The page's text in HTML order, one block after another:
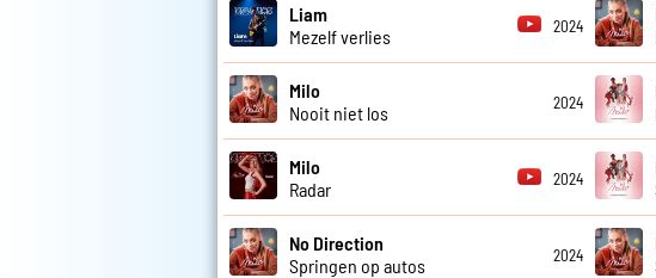
Liam
Mezelf verlies
2024
Milo
Nooit niet los
2024
Milo
Radar
2024
No Direction
Springen op autos
2024